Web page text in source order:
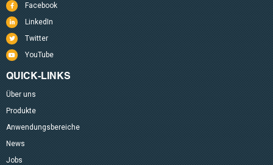
Facebook
LinkedIn
Twitter
YouTube
QUICK-LINKS
Über uns
Produkte
Anwendungsbereiche
News
Jobs